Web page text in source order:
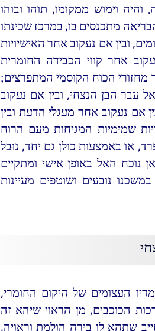
וימוש ממקומו, תוהו ובוהו
מתכנסים בו, במרכז שכינתו
ובין אם נעקוב אחר האישיויות
אחר קווי הכבידה החומרית
מחזורי הכוח הקוסמי המתפרצים;
עבר הבן הנצחי, ובין אם נעקוב
אם נעקוב אחר מעגלי הדעת ובין
שמימיות המגיחות מעם הרוח
או באמצעות כולן גם יחד, נוּבַל
נוכח האל באופן אישי ומתקיים
נובעים ושוטפים מעיינות
העצומים של היקום החומרי,
הכוכבים, מן הראוי שיהא זה